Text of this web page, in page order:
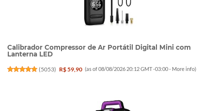
Calibrador Compressor de Ar Portátil Digital Mini com
Lanterna LED
(5053) R$ 59,90 (as of 08/08/2026 20:12 GMT -03:00 - More info)